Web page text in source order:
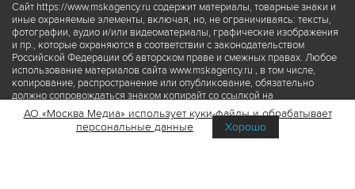
Сайт https://www.mskagency.ru содержит материалы, товарные знаки и
иные охраняемые элементы, включая, но, не ограничиваясь: тексты,
фотографии, аудио и/или видеоматериалы, графические изображения
и пр., которые охраняются в соответствии с законодательством
Российской Федерации об авторском праве и смежных правах. Любое
использование материалов сайта www.mskagency.ru , в том числе,
копирование, распространение или опубликование, обязательно
должно сопровождаться знаком копирайт со ссылкой на
правообладателя © АО «Москва Медиа», а также гиперссылкой на сайт
www.mskagency.ru как на первоисточник информации. Переработка
материалов сайта www.mskagency.ru не допускается.
АО «Москва Медиа» использует куки-файлы и обрабатывает
персональные данные
Хорошо